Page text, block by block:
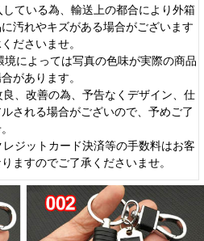
ている為、輸送上の都合により外箱
汚れやキズがある場合がございます
ださいませ。
によっては写真の色味が実際の商品
があります。
、改善の為、予告なくデザイン、仕
される場合がございので、予めご了
ジットカード決済等の手数料はお客
ますのでご了承くださいませ。